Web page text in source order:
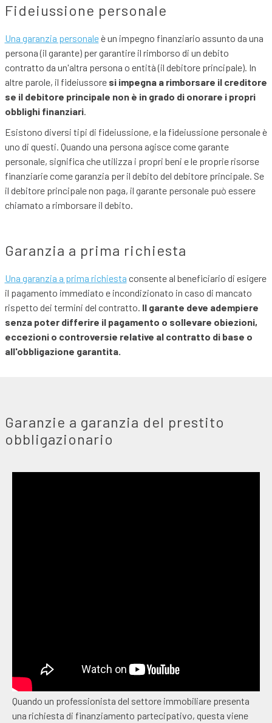
Fideiussione personale
Una garanzia personaleè un impegno finanziario assunto da una
persona (il garante) per garantire il rimborso di un debito
contratto da un'altra persona o entità (il debitore principale). In
altre parole, il fideiussore si impegna a rimborsare il creditore
se il debitore principale non è in grado di onorare i propri
obblighi finanziari.
Esistono diversi tipi di fideiussione, e la fideiussione personale è
uno di questi. Quando una persona agisce come garante
personale, significa che utilizza i propri beni e le proprie risorse
finanziarie come garanzia per il debito del debitore principale. Se
il debitore principale non paga, il garante personale può essere
chiamato a rimborsare il debito.
Garanzia a prima richiesta
Una garanzia a prima richiesta consente al beneficiario di esigere
il pagamento immediato e incondizionato in caso di mancato
rispetto dei termini del contratto. Il garante deve adempiere
senza poter differire il pagamento o sollevare obiezioni,
eccezioni o controversie relative al contratto di base o
all'obbligazione garantita.
Garanzie a garanzia del prestito
obbligazionario
Quando un professionista del settore immobiliare presenta
una richiesta di finanziamento partecipativo, questa viene